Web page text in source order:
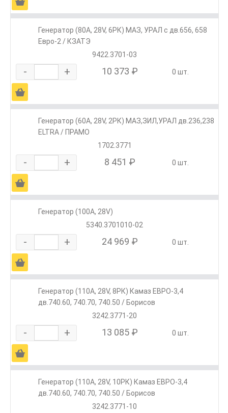
Генератор (80А, 28V, 6РК) МАЗ, УРАЛ с дв.656, 658
Евро-2 / КЗАТЭ
9422.3701-03
- + 10 373 ₽ 0 шт.
Ä
Генератор (60А, 28V, 2РК) МАЗ,ЗИЛ,УРАЛ дв.236,238
ELTRA / ПРАМО
1702.3771
- + 8 451 ₽ 0 шт.
Ä
Генератор (100А, 28V)
5340.3701010-02
- + 24 969 ₽ 0 шт.
Ä
Генератор (110А, 28V, 8РК) Камаз ЕВРО-3,4
дв.740.60, 740.70, 740.50 / Борисов
3242.3771-20
- + 13 085 ₽ 0 шт.
Ä
Генератор (110А, 28V, 10РК) Камаз ЕВРО-3,4
дв.740.60, 740.70, 740.50 / Борисов
3242.3771-10